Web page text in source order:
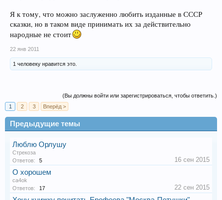
Я к тому, что можно заслуженно любить изданные в СССР
сказки, но в таком виде принимать их за действительно
народные не стоит
22 янв 2011
1 человеку нравится это.
(Вы должны войти или зарегистрироваться, чтобы ответить.)
1
2 3 Вперёд >
Предыдущие темы
Люблю Орлушу
Стрекоза
Ответов:
5 16 сен 2015
О хорошем
ca4ok
Ответов:
17 22 сен 2015